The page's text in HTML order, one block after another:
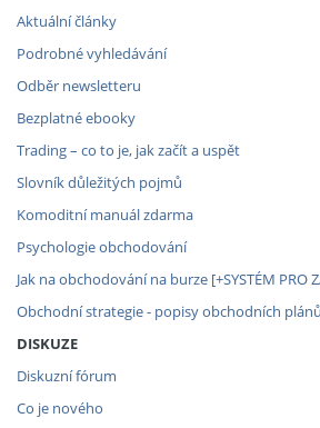
Aktuální články
Podrobné vyhledávání
Odběr newsletteru
Bezplatné ebooky
Trading – co to je, jak začít a uspět
Slovník důležitých pojmů
Komoditní manuál zdarma
Psychologie obchodování
Jak na obchodování na burze [+SYSTÉM PRO
Obchodní strategie - popisy obchodních
DISKUZE
Diskuzní fórum
Co je nového